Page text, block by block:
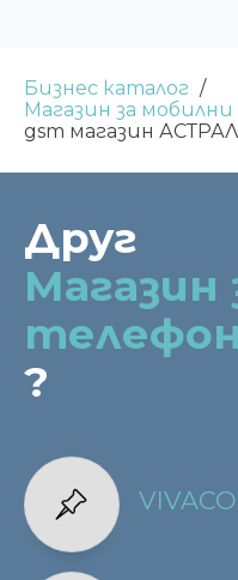
Бизнес каталог
Магазин за
gsm магазин
Друг
Магазин
?